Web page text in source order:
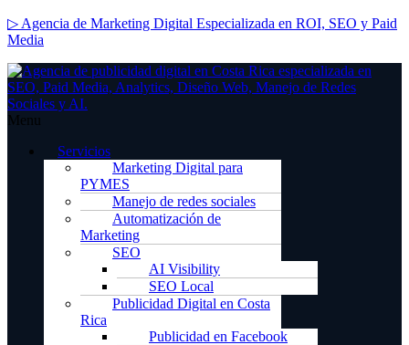
▷ Agencia de Marketing Digital Especializada en ROI, SEO y Paid
Media
Menu
Servicios
Marketing Digital para
PYMES
Manejo de redes sociales
Automatización de
Marketing
SEO
AI Visibility
SEO Local
Publicidad Digital en Costa
Rica
Publicidad en Facebook